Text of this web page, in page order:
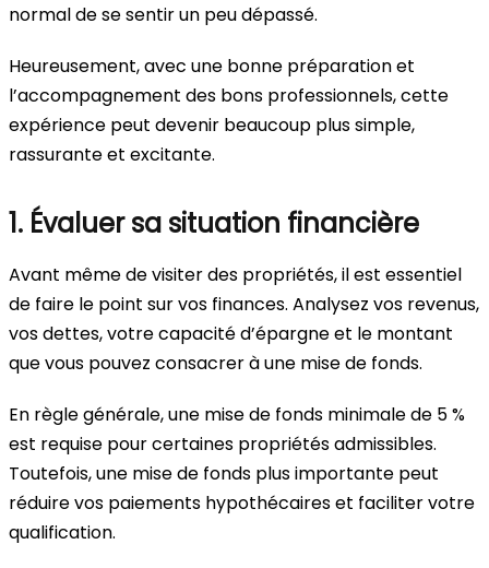
normal de se sentir un peu dépassé.
Heureusement, avec une bonne préparation et
l’accompagnement des bons professionnels, cette
expérience peut devenir beaucoup plus simple,
rassurante et excitante.
1. Évaluer sa situation financière
Avant même de visiter des propriétés, il est essentiel
de faire le point sur vos finances. Analysez vos revenus,
vos dettes, votre capacité d’épargne et le montant
que vous pouvez consacrer à une mise de fonds.
En règle générale, une mise de fonds minimale de 5 %
est requise pour certaines propriétés admissibles.
Toutefois, une mise de fonds plus importante peut
réduire vos paiements hypothécaires et faciliter votre
qualification.